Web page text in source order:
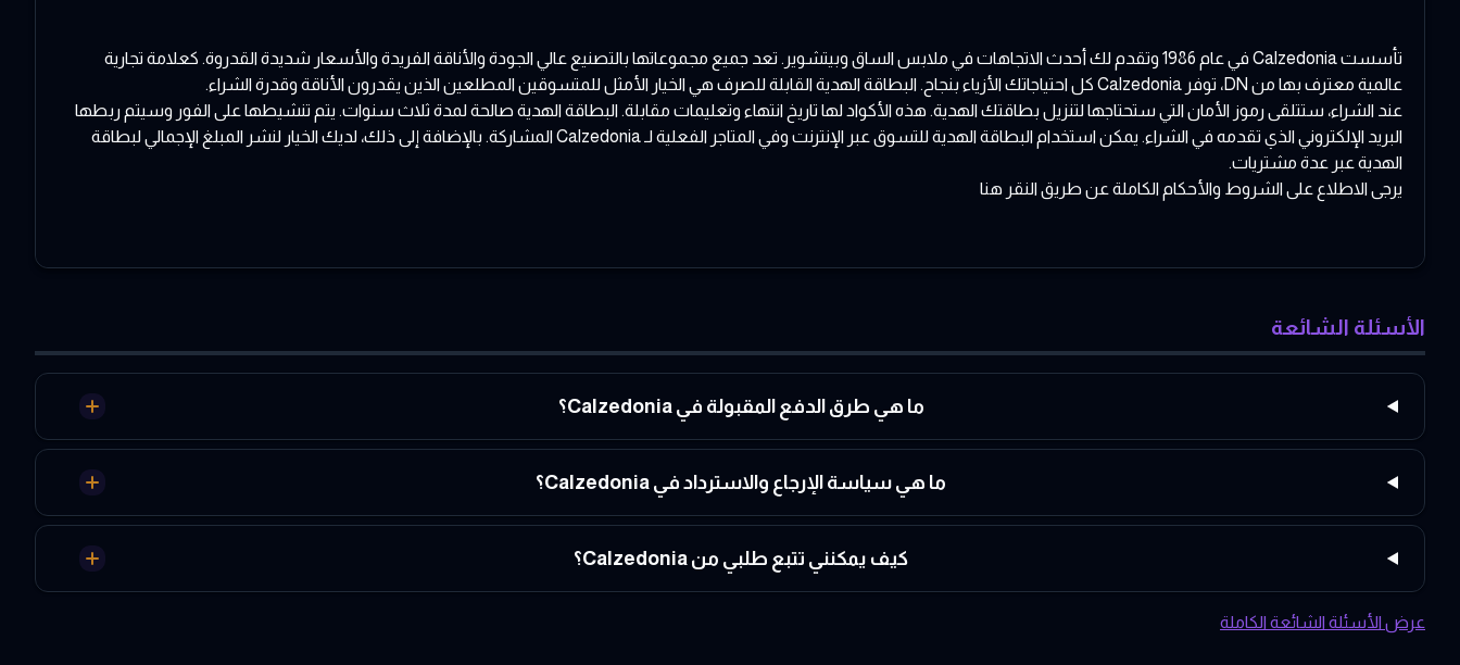
تأسست Calzedonia في عام 1986 وتقدم لك أحدث الاتجاهات في ملابس الساق وبيتشوير. تعد جميع مجموعاتها بالتصنيع عالي الجودة والأناقة الفريدة والأسعار شديدة القدروة. كعلامة تجارية
عالمية معترف بها من DN، توفر Calzedonia كل احتياجاتك الأزياء بنجاح. البطاقة الهدية القابلة للصرف هي الخيار الأمثل للمتسوقين المطلعين الذين يقدرون الأناقة وقدرة الشراء.
عند الشراء، ستتلقى رموز الأمان التي ستحتاجها لتنزيل بطاقتك الهدية. هذه الأكواد لها تاريخ انتهاء وتعليمات مقابلة. البطاقة الهدية صالحة لمدة ثلاث سنوات. يتم تنشيطها على الفور وسيتم ربطها
البريد الإلكتروني الذي تقدمه في الشراء. يمكن استخدام البطاقة الهدية للتسوق عبر الإنترنت وفي المتاجر الفعلية لـ Calzedonia المشاركة. بالإضافة إلى ذلك، لديك الخيار لنشر المبلغ الإجمالي لبطاقة
الهدية عبر عدة مشتريات.
يرجى الاطلاع على الشروط والأحكام الكاملة عن طريق النقر هنا
الأسئلة الشائعة
ما هي طرق الدفع المقبولة في Calzedonia؟
ما هي سياسة الإرجاع والاسترداد في Calzedonia؟
كيف يمكنني تتبع طلبي من Calzedonia؟
عرض الأسئلة الشائعة الكاملة